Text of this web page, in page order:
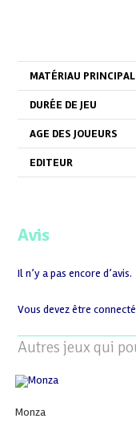
MATÉRIAU PRINCIPAL
DURÉE DE JEU
AGE DES JOUEURS
EDITEUR
Avis
Il n’y a pas encore d’avis.
Vous devez êtreconnecté
Autres jeux qui
Monza